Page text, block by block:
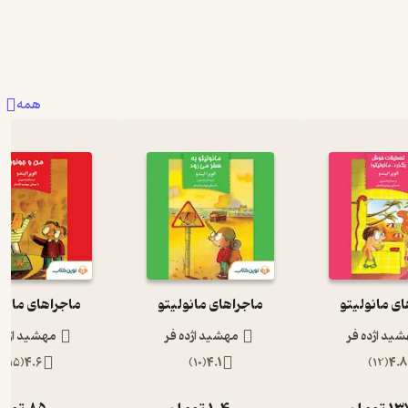
همه
مانولیتو
اژده فر
4.8
(
12
)
ماجراهای مانولیتو
مهشید اژده فر
4.1
(
10
)
ماجراهای
مهشید
4.6
(
15